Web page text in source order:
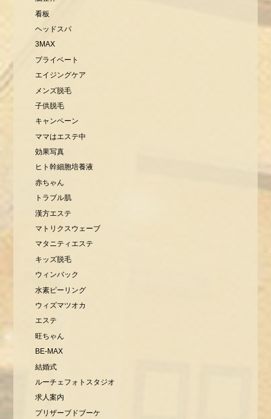
看板
ヘッドスパ
3MAX
プライベート
エイジングケア
メンズ脱毛
子供脱毛
キャンペーン
ママはエステ中
効果写真
ヒト幹細胞培養液
赤ちゃん
トラブル肌
漢方エステ
マトリクスウェーブ
マタニティエステ
キッズ脱毛
ウィンバック
水素ピーリング
ウィズマツオカ
エステ
旺ちゃん
BE-MAX
結婚式
ルーチェフォトスタジオ
求人案内
プリザーブドブーケ